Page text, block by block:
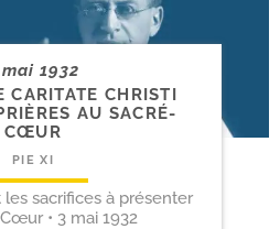
1932
CARITATE CHRISTI
AU SACRÉ-
CŒUR
PIE XI
sacrifices à présenter
• 3 mai 1932